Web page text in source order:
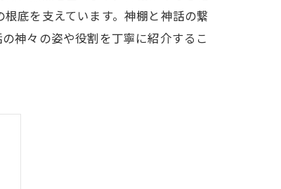
底を支えています。神棚と神話の繋
神々の姿や役割を丁寧に紹介するこ